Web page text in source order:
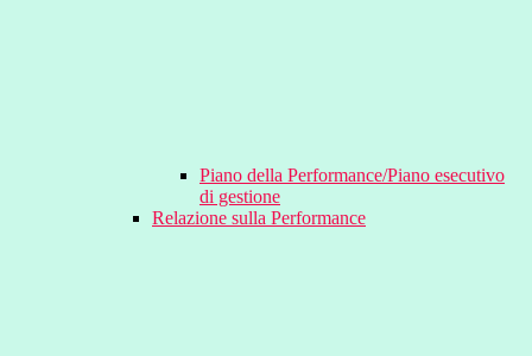
Piano della Performance/Piano esecutivo
di gestione
Relazione sulla Performance